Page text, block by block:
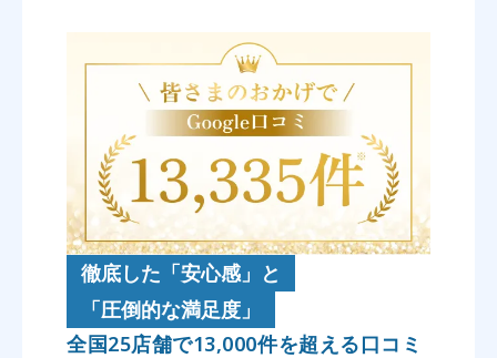
徹底した「安心感」と
「圧倒的な満足度」
全国25店舗で13,000件を超える口コミ